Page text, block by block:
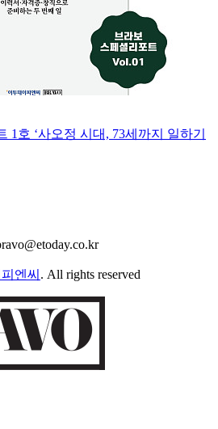
1호 ‘사오정 시대, 73세까지 일하기
엔씨 . All rights reserved